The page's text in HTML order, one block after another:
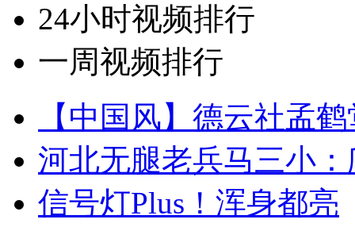
24小时视频排行
一周视频排行
【中国风】德云社孟
河北无腿老兵马三小
信号灯Plus！浑身都亮